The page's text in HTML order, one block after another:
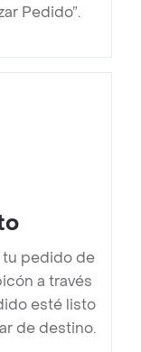
Pedido”.
tu pedido de
a través
esté listo
de destino.